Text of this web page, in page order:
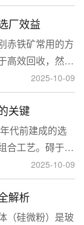
系统设计方面面
厂效益
赤铁矿常用的方
高效回收，然
存在高硅铝杂质
临回收率低、精
2025-10-09
关键
代前建成的选
合工艺。碍于当
大量细粒金、包
造成了巨大的经
2025-10-09
解析
（硅微粉）是玻